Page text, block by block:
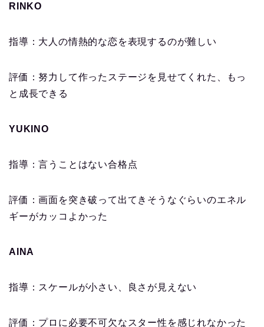
RINKO
指導：大人の情熱的な恋を表現するのが難しい
評価：努力して作ったステージを見せてくれた、もっ
と成長できる
YUKINO
指導：言うことはない合格点
評価：画面を突き破って出てきそうなぐらいのエネル
ギーがカッコよかった
AINA
指導：スケールが小さい、良さが見えない
評価：プロに必要不可欠なスター性を感じれなかった